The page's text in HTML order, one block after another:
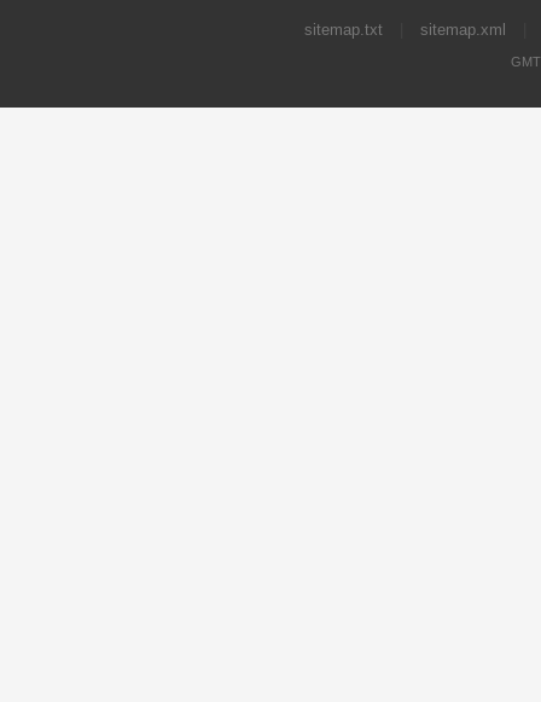
sitemap.txt sitemap.xml